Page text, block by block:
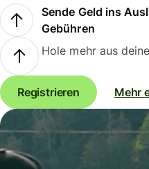
Sende Geld ins
Gebühren
Hole mehr aus
Registrieren Mehr